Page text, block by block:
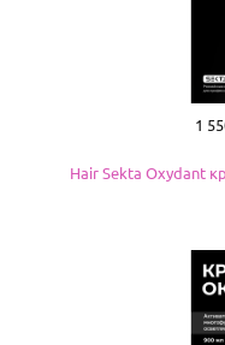
1
Hair Sekta Oxydant